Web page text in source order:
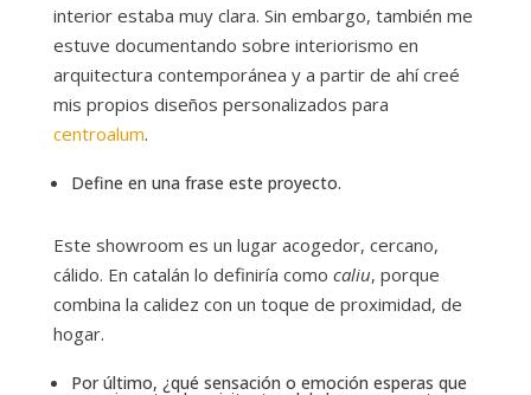
interior estaba muy clara. Sin embargo, también me
estuve documentando sobre interiorismo en
arquitectura contemporánea y a partir de ahí creé
mis propios diseños personalizados para
centroalum.
Define en una frase este proyecto.
Este showroom es un lugar acogedor, cercano,
cálido. En catalán lo definiría como caliu, porque
combina la calidez con un toque de proximidad, de
hogar.
Por último, ¿qué sensación o emoción esperas que